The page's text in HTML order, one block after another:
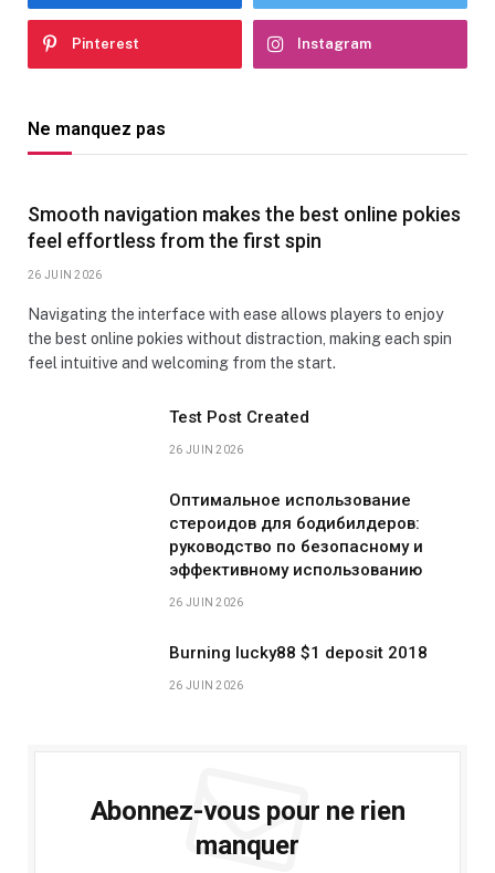
Pinterest Instagram
Ne manquez pas
Smooth navigation makes the best online pokies
feel effortless from the first spin
26 JUIN 2026
Navigating the interface with ease allows players to enjoy
the best online pokies without distraction, making each spin
feel intuitive and welcoming from the start.
Test Post Created
26 JUIN 2026
Оптимальное использование
стероидов для бодибилдеров:
руководство по безопасному и
эффективному использованию
26 JUIN 2026
Burning lucky88 $1 deposit 2018
26 JUIN 2026
Abonnez-vous pour ne rien
manquer